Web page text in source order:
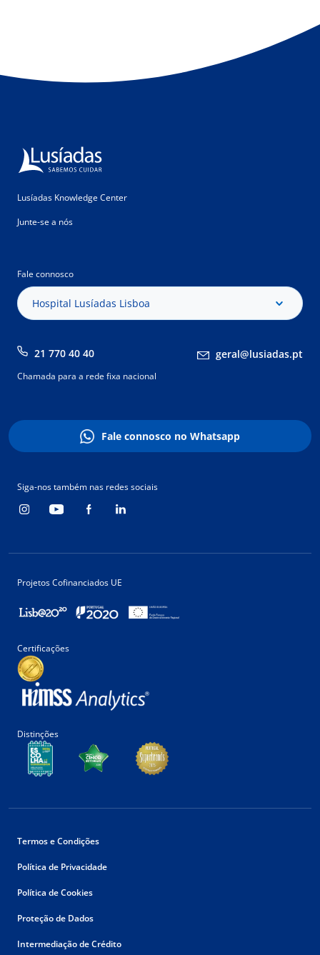
Lusíadas Knowledge Center
Junte-se a nós
Fale connosco
Hospital Lusíadas Lisboa
21 770 40 40 geral@lusiadas.pt
Chamada para a rede fixa nacional
Fale connosco no Whatsapp
Siga-nos também nas redes sociais
Projetos Cofinanciados UE
Certificações
Distinções
Termos e Condições
Política de Privacidade
Política de Cookies
Proteção de Dados
Intermediação de Crédito